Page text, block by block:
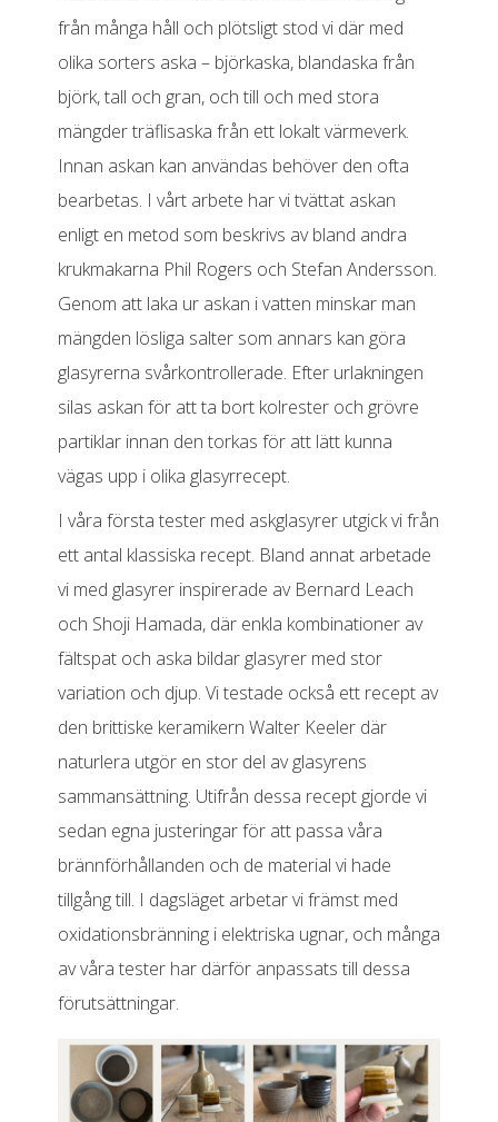
från många håll och plötsligt stod vi där med
olika sorters aska – björkaska, blandaska från
björk, tall och gran, och till och med stora
mängder träflisaska från ett lokalt värmeverk.
Innan askan kan användas behöver den ofta
bearbetas. I vårt arbete har vi tvättat askan
enligt en metod som beskrivs av bland andra
krukmakarna Phil Rogers och Stefan Andersson.
Genom att laka ur askan i vatten minskar man
mängden lösliga salter som annars kan göra
glasyrerna svårkontrollerade. Efter urlakningen
silas askan för att ta bort kolrester och grövre
partiklar innan den torkas för att lätt kunna
vägas upp i olika glasyrrecept.
I våra första tester med askglasyrer utgick vi från
ett antal klassiska recept. Bland annat arbetade
vi med glasyrer inspirerade av Bernard Leach
och Shoji Hamada, där enkla kombinationer av
fältspat och aska bildar glasyrer med stor
variation och djup. Vi testade också ett recept av
den brittiske keramikern Walter Keeler där
naturlera utgör en stor del av glasyrens
sammansättning. Utifrån dessa recept gjorde vi
sedan egna justeringar för att passa våra
brännförhållanden och de material vi hade
tillgång till. I dagsläget arbetar vi främst med
oxidationsbränning i elektriska ugnar, och många
av våra tester har därför anpassats till dessa
förutsättningar.